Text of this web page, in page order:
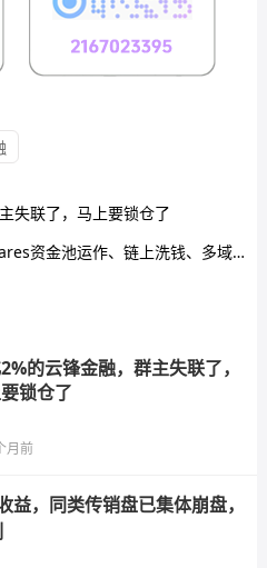
失联了，马上要锁仓了
多域名轮换割了一茬又一茬——你的U正在帮骗子逃避监管，别跑了
的云锋金融，群主失联了，
锁仓了
月前
益，同类传销盘已集体崩盘，